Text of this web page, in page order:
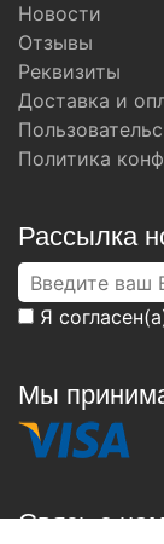
Новости
Отзывы
Реквизиты
Доставка и
Политика
Рассылка
Я
Мы
Связь с